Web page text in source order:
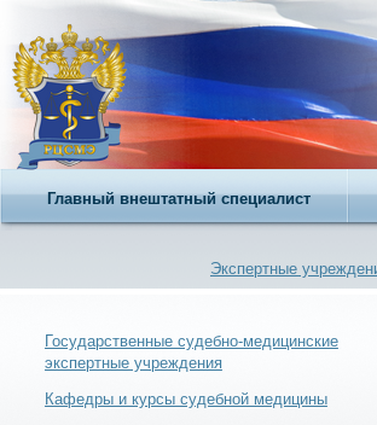
Главный внештатный специалист
Экспертные
Государственные судебно-медицинские
экспертные учреждения
Кафедры и курсы судебной медицины